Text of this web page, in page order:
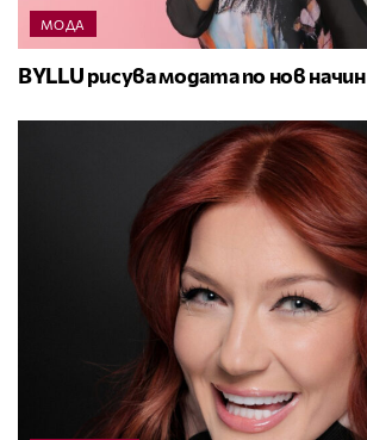
МОДА
BYLLU рисува модата по нов начин